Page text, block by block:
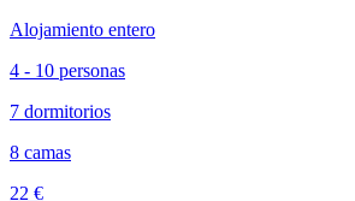
Alojamiento entero
4 - 10 personas
7 dormitorios
8 camas
22 €